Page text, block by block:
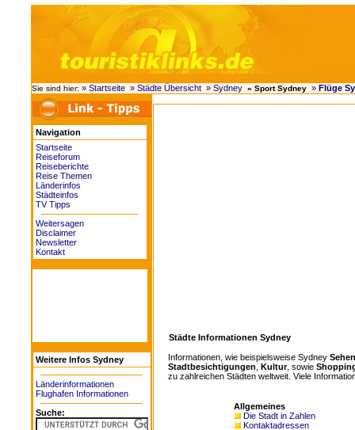
Sie sind hier: » Startseite » Städte Übersicht » Sydney » Sport Sydney » Flüge
Navigation
Startseite
Reiseforum
Reiseberichte
Reise Themen
Länderinfos
Städteinfos
TV Tipps
Weitersagen
Disclaimer
Newsletter
Kontakt
Weitere Infos Sydney
Länderinformationen
Flughafen Informationen
Suche:
Städte Informationen Sydney
Informationen, wie beispielsweise Sydney
Stadtbesichtigungen
Kultur, sowie
zu zahlreichen Städten weltweit. Viele
Allgemeines
Die Stadt in Zahlen
Kontaktadressen